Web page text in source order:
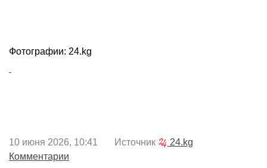
Фотографии: 24.kg
10 июня 2026, 10:41 Источник
24.kg
Комментарии